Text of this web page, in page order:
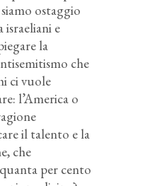
ostaggio
israeliani e
la
che
ci vuole
l’America o
il talento e la
che
per cento